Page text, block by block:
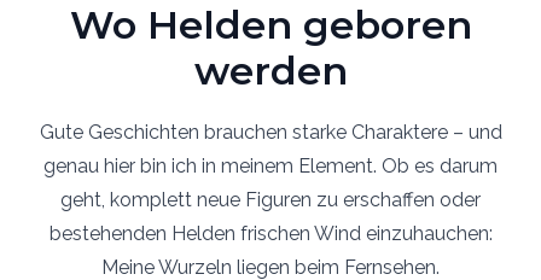
Wo Helden geboren
werden
Gute Geschichten brauchen starke Charaktere – und
genau hier bin ich in meinem Element. Ob es darum
geht, komplett neue Figuren zu erschaffen oder
bestehenden Helden frischen Wind einzuhauchen:
Meine Wurzeln liegen beim Fernsehen.